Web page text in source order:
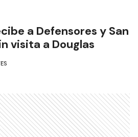
a Defensores y San
visita a Douglas